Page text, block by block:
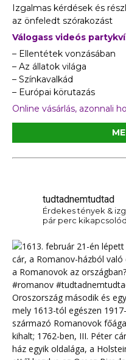
Izgalmas kérdések és
az önfeledt szórakozást
Válogass videós
– Ellentétek vonzásában
– Az állatok világa
– Színkavalkád
– Európai körutazás
Online vásárlás, azonnali
tudtadnemtudtad
Érdekes tények &
pár perc